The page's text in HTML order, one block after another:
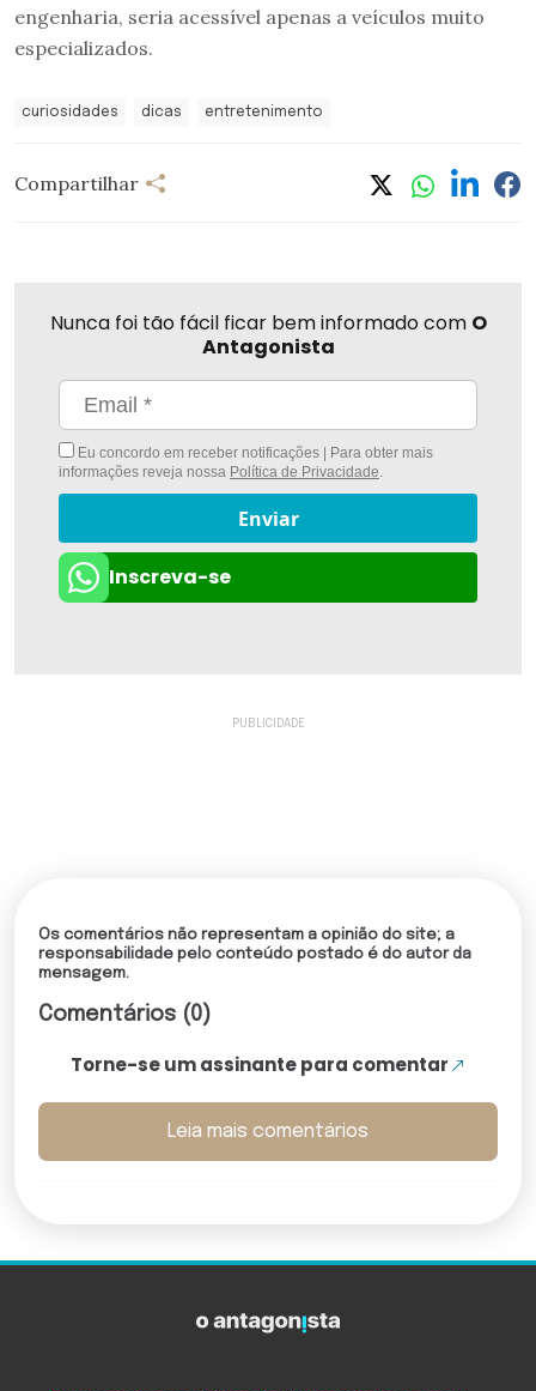
engenharia, seria acessível apenas a veículos muito
especializados.
curiosidades dicas entretenimento
Compartilhar
Nunca foi tão fácil ficar bem informado com O
Antagonista
Eu concordo em receber notificações | Para obter mais
informações reveja nossa Política de Privacidade.
Enviar
Inscreva-se
Os comentários não representam a opinião do site; a
responsabilidade pelo conteúdo postado é do autor da
mensagem.
Comentários (0)
Torne-se um assinante para comentar
Leia mais comentários